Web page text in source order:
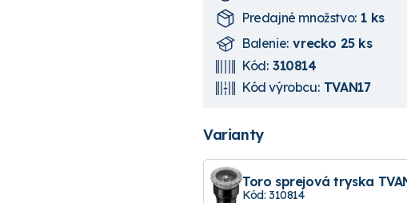
Predajné množstvo: 1 ks
Balenie: vrecko 25 ks
Kód: 310814
Kód výrobcu: TVAN17
Varianty
Toro sprejová tryska
Kód: 310814